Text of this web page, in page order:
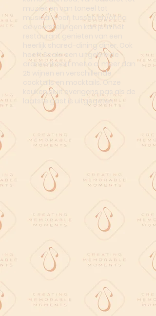
muziek en van toneel tot
musical. Voor, tussen en/of na
de voorstellingen kan je in het
restaurant genieten van een
heerlijk shared-dining diner. Ook
heeft Scala een uitgebreide
drankenkaart met o.a. meer dan
25 wijnen en verschillende
cocktails en mocktails. Onze
keuken sluit overigens pas als de
laatste gast is uitgegeten.